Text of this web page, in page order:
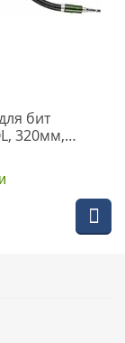
бит
320мм,
320)